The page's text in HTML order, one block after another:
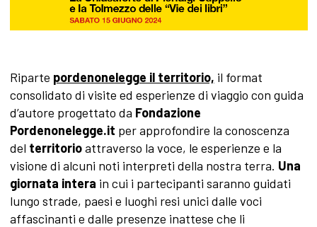
Riparte pordenonelegge il territorio, il format
consolidato di visite ed esperienze di viaggio con guida
d’autore progettato da Fondazione
Pordenonelegge.it per approfondire la conoscenza
del territorioattraverso la voce, le esperienze e la
visione di alcuni noti interpreti della nostra terra. Una
giornata intera in cui i partecipanti saranno guidati
lungo strade, paesi e luoghi resi unici dalle voci
affascinanti e dalle presenze inattese che li